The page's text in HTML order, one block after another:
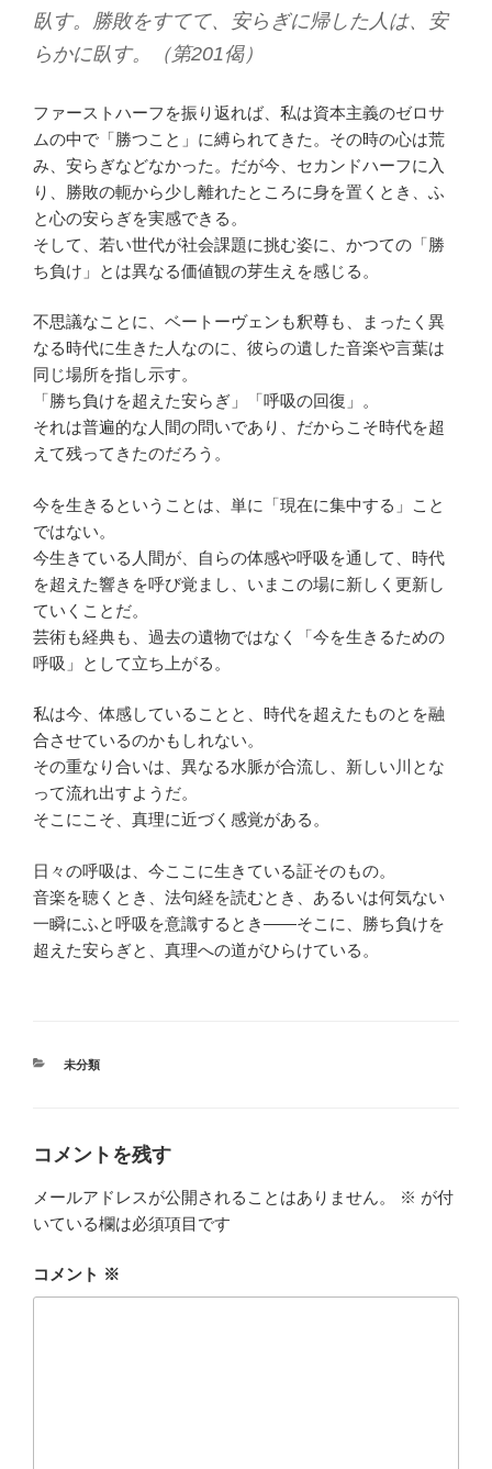
臥す。勝敗をすてて、安らぎに帰した人は、安
らかに臥す。（第201偈）
ファーストハーフを振り返れば、私は資本主義のゼロサ
ムの中で「勝つこと」に縛られてきた。その時の心は荒
み、安らぎなどなかった。だが今、セカンドハーフに入
り、勝敗の軛から少し離れたところに身を置くとき、ふ
と心の安らぎを実感できる。
そして、若い世代が社会課題に挑む姿に、かつての「勝
ち負け」とは異なる価値観の芽生えを感じる。
不思議なことに、ベートーヴェンも釈尊も、まったく異
なる時代に生きた人なのに、彼らの遺した音楽や言葉は
同じ場所を指し示す。
「勝ち負けを超えた安らぎ」「呼吸の回復」。
それは普遍的な人間の問いであり、だからこそ時代を超
えて残ってきたのだろう。
今を生きるということは、単に「現在に集中する」こと
ではない。
今生きている人間が、自らの体感や呼吸を通して、時代
を超えた響きを呼び覚まし、いまこの場に新しく更新し
ていくことだ。
芸術も経典も、過去の遺物ではなく「今を生きるための
呼吸」として立ち上がる。
私は今、体感していることと、時代を超えたものとを融
合させているのかもしれない。
その重なり合いは、異なる水脈が合流し、新しい川とな
って流れ出すようだ。
そこにこそ、真理に近づく感覚がある。
日々の呼吸は、今ここに生きている証そのもの。
音楽を聴くとき、法句経を読むとき、あるいは何気ない
一瞬にふと呼吸を意識するとき――そこに、勝ち負けを
超えた安らぎと、真理への道がひらけている。
カ
未分類
コメントを残す
メールアドレスが公開されることはありません。 ※ が付
いている欄は必須項目です
コメント ※